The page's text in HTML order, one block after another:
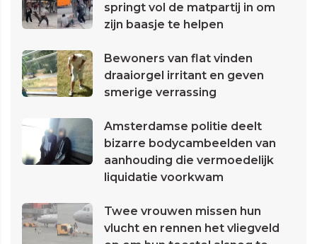
springt vol de matpartij in om
zijn baasje te helpen
Bewoners van flat vinden
draaiorgel irritant en geven
smerige verrassing
Amsterdamse politie deelt
bizarre bodycambeelden van
aanhouding die vermoedelijk
liquidatie voorkwam
Twee vrouwen missen hun
vlucht en rennen het vliegveld